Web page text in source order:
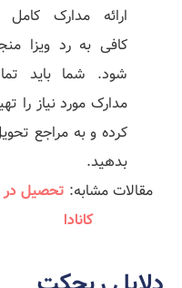
ارائه مدارک کامل
کافی به رد ویزا
شود. شما باید
مدارک مورد نیاز را
کرده و به مراجع
بدهید.
مقالات مشابه: تحصیل در
کانادا